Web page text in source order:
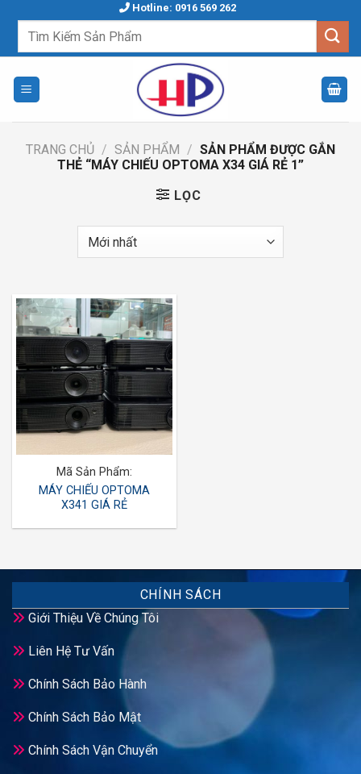
content
Hotline: 0916 569 262
Tìm
TRANG CHỦ / SẢN PHẨM / SẢN PHẨM ĐƯỢC GẮN
THẺ “MÁY CHIẾU OPTOMA X34 GIÁ RẺ 1”
LỌC
Mã Sản Phẩm:
MÁY CHIẾU OPTOMA
X341 GIÁ RẺ
CHÍNH SÁCH
Giới Thiệu Về Chúng Tôi
Liên Hệ Tư Vấn
Chính Sách Bảo Hành
Chính Sách Bảo Mật
Chính Sách Vận Chuyển